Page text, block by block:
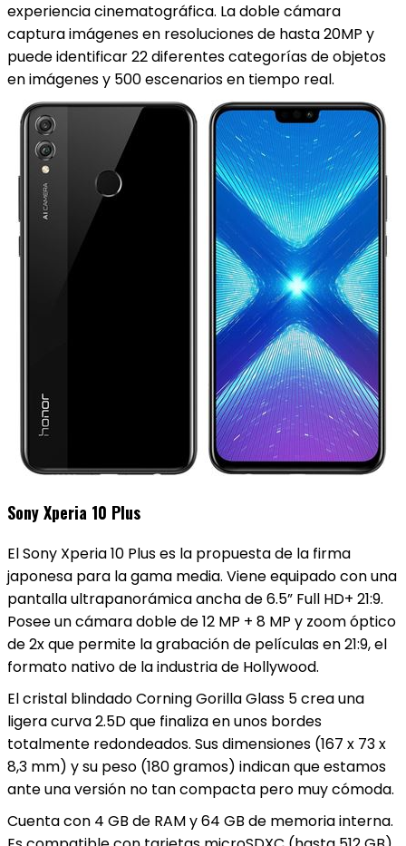
experiencia cinematográfica. La doble cámara
captura imágenes en resoluciones de hasta 20MP y
puede identificar 22 diferentes categorías de objetos
en imágenes y 500 escenarios en tiempo real.
Sony Xperia 10 Plus
El Sony Xperia 10 Plus es la propuesta de la firma
japonesa para la gama media. Viene equipado con una
pantalla ultrapanorámica ancha de 6.5” Full HD+ 21:9.
Posee un cámara doble de 12 MP + 8 MP y zoom óptico
de 2x que permite la grabación de películas en 21:9, el
formato nativo de la industria de Hollywood.
El cristal blindado Corning Gorilla Glass 5 crea una
ligera curva 2.5D que finaliza en unos bordes
totalmente redondeados. Sus dimensiones (167 x 73 x
8,3 mm) y su peso (180 gramos) indican que estamos
ante una versión no tan compacta pero muy cómoda.
Cuenta con 4 GB de RAM y 64 GB de memoria interna.